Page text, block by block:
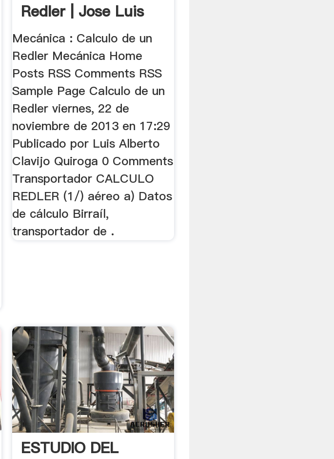
Redler | Jose Luis
Ammaturo ...
Mecánica : Calculo de un
Redler Mecánica Home
Posts RSS Comments RSS
Sample Page Calculo de un
Redler viernes, 22 de
noviembre de 2013 en 17:29
Publicado por Luis Alberto
Clavijo Quiroga 0 Comments
Transportador CALCULO
REDLER (1/) aéreo a) Datos
de cálculo Birraíl,
transportador de .
ESTUDIO DEL